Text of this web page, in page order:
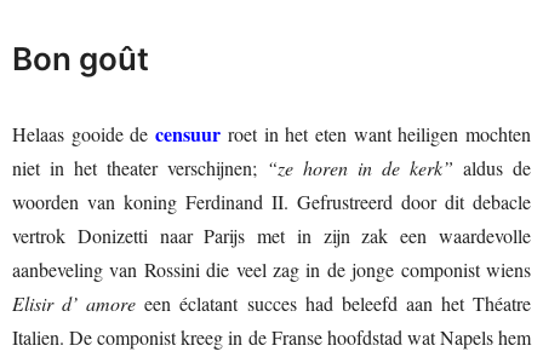
Bon goût
Helaas gooide decensuur roet in het eten want heiligen mochten
niet in het theater verschijnen; “ze horen in de kerk” aldus de
woorden van koning Ferdinand II. Gefrustreerd door dit debacle
vertrok Donizetti naar Parijs met in zijn zak een waardevolle
aanbeveling van Rossini die veel zag in de jonge componist wiens
Elisir d’ amore een éclatant succes had beleefd aan het Théatre
Italien. De componist kreeg in de Franse hoofdstad wat Napels hem